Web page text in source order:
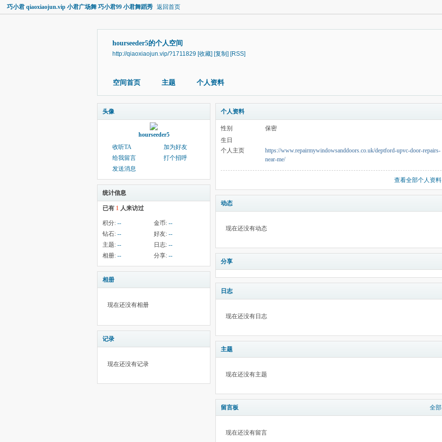
巧小君 qiaoxiaojun.vip 小君广场舞 巧小君99 小君舞蹈秀 返回首页
hourseeder5的个人空间
http://qiaoxiaojun.vip/?1711829 [收藏] [复制] [RSS]
空间首页 主题 个人资料
头像
hourseeder5
收听TA
加为好友
给我留言
打个招呼
发送消息
统计信息
已有 1 人来访过
积分: -- 金币: --
钻石: -- 好友: --
主题: -- 日志: --
相册: -- 分享: --
相册
现在还没有相册
记录
现在还没有记录
个人资料
性别
保密
生日
个人主页
https://www.repairmywindowsanddoors.co.uk/deptford-upvc-door-repairs-
near-me/
查看全部个人资料
动态
现在还没有动态
分享
日志
现在还没有日志
主题
现在还没有主题
留言板 全部
现在还没有留言